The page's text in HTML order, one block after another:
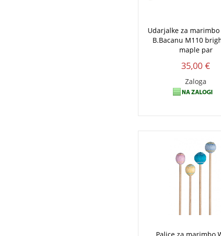
Udarjalke za marimbo
B.Bacanu M110
maple par
35,00 €
Zaloga
Palice za marimbo